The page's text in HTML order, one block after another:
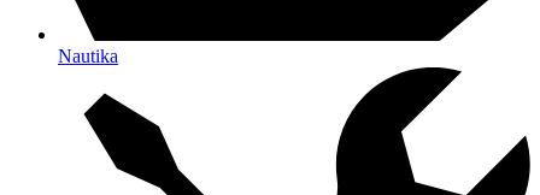
Nautika